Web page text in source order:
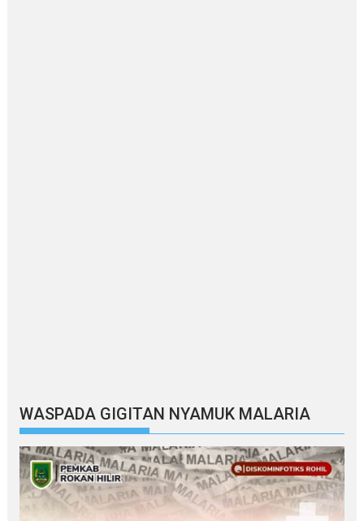
WASPADA GIGITAN NYAMUK MALARIA